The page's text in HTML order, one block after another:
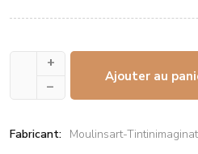
+
–
Ajouter au
Fabricant: Moulinsart-